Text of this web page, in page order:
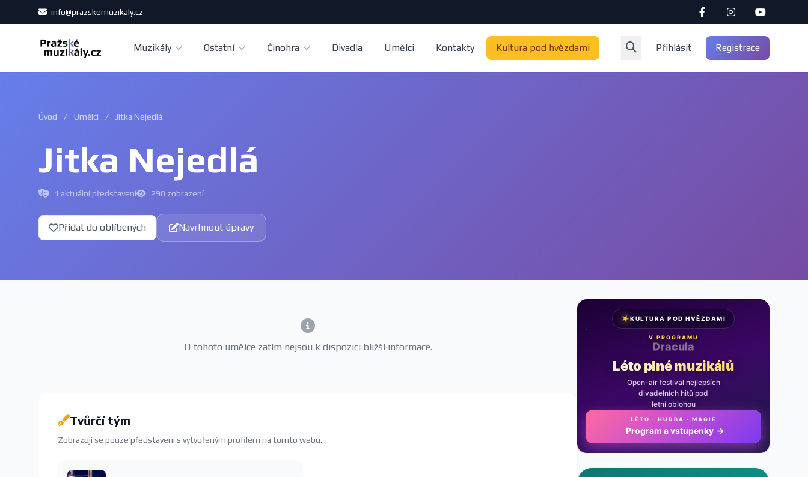
info@prazskemuzikaly.cz
Muzikály Ostatní Činohra Divadla Umělci Kontakty Kultura pod hvězdami Přihlásit Registrace
Úvod / Umělci / Jitka Nejedlá
Jitka Nejedlá
1 aktuální představení 290 zobrazení
Přidat do oblíbených Navrhnout úpravy
U tohoto umělce zatím nejsou k dispozici bližší informace.
Tvůrčí tým
Zobrazují se pouze představení s vytvořeným profilem na tomto webu.
★KULTURA POD HVĚZDAMI
V PROGRAMU
Noc na Karlštejně
Léto plné muzikálů
Open-air festival nejlepších
divadelních hitů pod
letní oblohou
LÉTO · HUDBA · MAGIE
Program a vstupenky →